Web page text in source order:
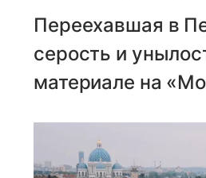
Переехавшая в
серость и
материале на